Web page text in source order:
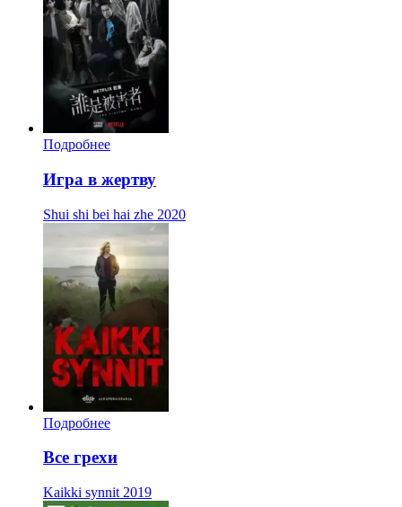
Подробнее
Игра в жертву
Shui shi bei hai zhe 2020
Подробнее
Все грехи
Kaikki synnit 2019